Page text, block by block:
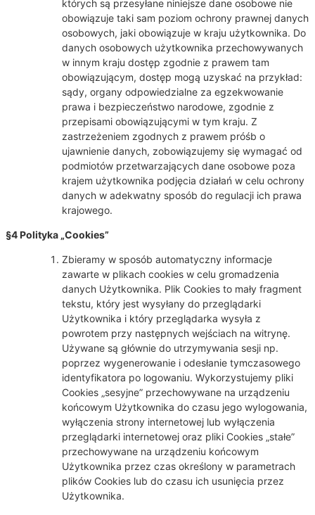
których są przesyłane niniejsze dane osobowe nie
obowiązuje taki sam poziom ochrony prawnej danych
osobowych, jaki obowiązuje w kraju użytkownika. Do
danych osobowych użytkownika przechowywanych
w innym kraju dostęp zgodnie z prawem tam
obowiązującym, dostęp mogą uzyskać na przykład:
sądy, organy odpowiedzialne za egzekwowanie
prawa i bezpieczeństwo narodowe, zgodnie z
przepisami obowiązującymi w tym kraju. Z
zastrzeżeniem zgodnych z prawem próśb o
ujawnienie danych, zobowiązujemy się wymagać od
podmiotów przetwarzających dane osobowe poza
krajem użytkownika podjęcia działań w celu ochrony
danych w adekwatny sposób do regulacji ich prawa
krajowego.
§4 Polityka „Cookies”
Zbieramy w sposób automatyczny informacje
zawarte w plikach cookies w celu gromadzenia
danych Użytkownika. Plik Cookies to mały fragment
tekstu, który jest wysyłany do przeglądarki
Użytkownika i który przeglądarka wysyła z
powrotem przy następnych wejściach na witrynę.
Używane są głównie do utrzymywania sesji np.
poprzez wygenerowanie i odesłanie tymczasowego
identyfikatora po logowaniu. Wykorzystujemy pliki
Cookies „sesyjne” przechowywane na urządzeniu
końcowym Użytkownika do czasu jego wylogowania,
wyłączenia strony internetowej lub wyłączenia
przeglądarki internetowej oraz pliki Cookies „stałe”
przechowywane na urządzeniu końcowym
Użytkownika przez czas określony w parametrach
plików Cookies lub do czasu ich usunięcia przez
Użytkownika.